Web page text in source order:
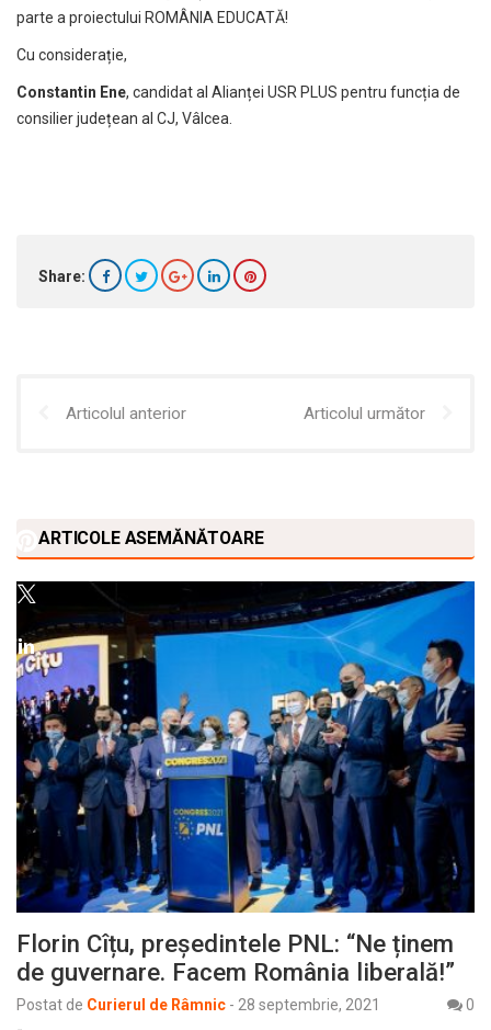
parte a proiectului ROMÂNIA EDUCATĂ!
Cu considerație,
Constantin Ene, candidat al Alianței USR PLUS pentru funcția de
consilier județean al CJ, Vâlcea.
Share:
Articolul anterior Articolul următor
ARTICOLE ASEMĂNĂTOARE
Florin Cîțu, președintele PNL: “Ne ținem
de guvernare. Facem România liberală!”
Postat de Curierul de Râmnic - 28 septembrie, 2021
0